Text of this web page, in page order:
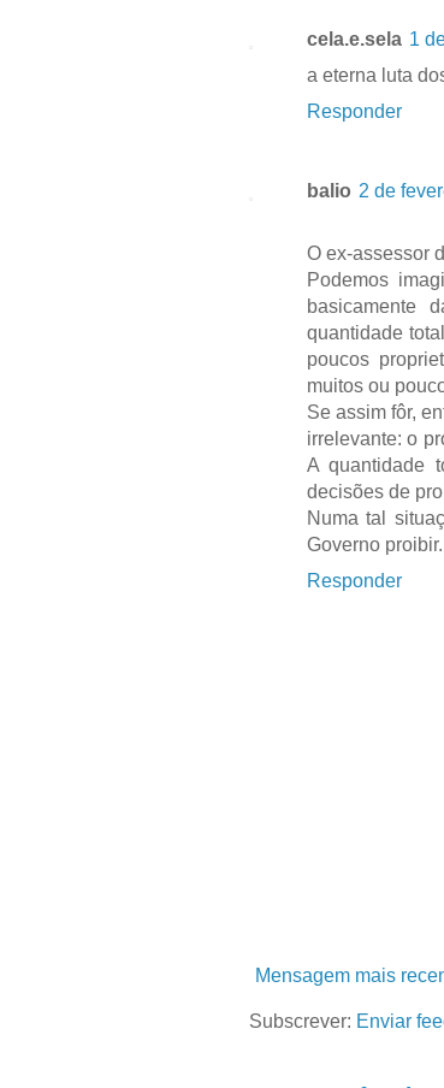
cela.e.sela 1
a eterna luta
Responder
balio 2 de
O ex-assessor
Podemos
basicamente
quantidade
poucos
muitos ou
Se assim fôr,
irrelevante: o
A quantidade
decisões de
Numa tal
Governo proibir.
Responder
Mensagem mais
Subscrever: Enviar